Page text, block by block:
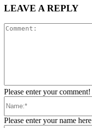
LEAVE A REPLY
Please enter your comment!
Please enter your name here